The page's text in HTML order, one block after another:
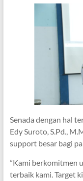
​Senada dengan hal
Edy Suroto, S.Pd.,
support besar bagi
​”Kami berkomitmen
terbaik kami. Target